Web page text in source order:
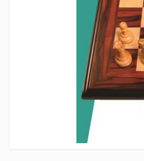
Lemn De Carpen (hornbeam)
Piese De Sah Tematice Din Plastic
Piese sah electronice